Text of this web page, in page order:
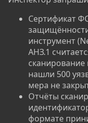
Сертификат
инструмент
АНЗ.1
сканирование
нашли 500
мера не
Отчёты
формате